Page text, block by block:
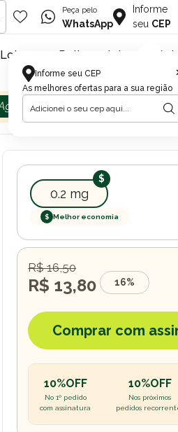
Peça pelo
WhatsApp
Informe
seu CEP
Informe seu CEP
As melhores ofertas para a sua região
Lojas Retire na loja
0.2 mg
$ Melhor economia
R$ 16,50
R$ 13,80 16%
Comprar com
10%OFF
No 1º pedido
com assinatura
10%OFF
Nos próximos
pedidos